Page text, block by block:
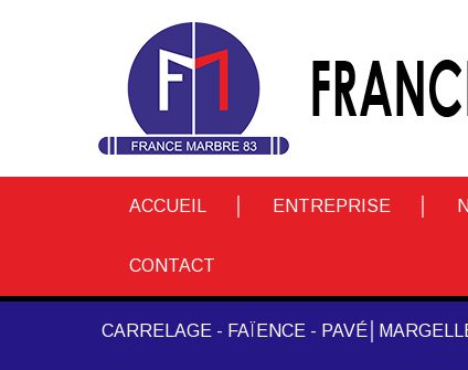
ACCUEIL ENTREPRISE
CONTACT
CARRELAGE - FAÏENCE - PAVÉ